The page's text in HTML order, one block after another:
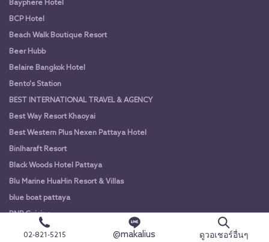
Bayphere Hotel
BCP Hotel
Beach Walk Boutique Resort
Beer Hubb
Belaire Bangkok Hotel
Bento's Station
BEST INTERNATIONAL TRAVEL & AGENCY
Best Way Resort Khaoyai
Best Western Plus Nexen Pattaya Hotel
Binlharaft Resort
Black Woods Hotel Pattaya
Blu Marine HuaHin Resort & Villas
blue boat pattaya
BNP Cuisine
Brighton Grand Hotel Pattaya
02-821-5215 @makalius ดูวอเชอร์อื่นๆ